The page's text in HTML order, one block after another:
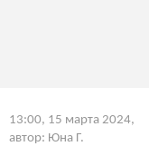
13:00, 15 марта 2024,
автор: Юна Г.